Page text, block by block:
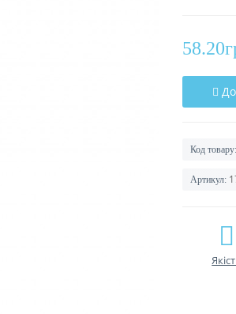
Код товару:
Артикул: